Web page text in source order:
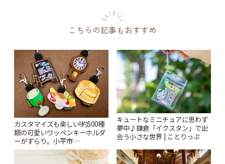
こちらの記事もおすすめ
カスタマイズも楽しい!約500種
類の可愛いワッペンキーホルダ
ーがずらり。小平市
「Kimamaya T&K」 | ことりっ
ぷ
キュートなミニチュアに思わず
夢中♪鎌倉「イクスタン」で出
会う小さな世界 | ことりっぷ